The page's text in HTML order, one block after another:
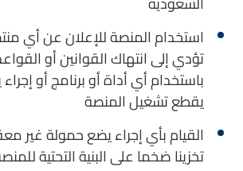
استخدام المنصة للإعلان عن أي
تؤدي إلى انتهاك القوانين أو
باستخدام أي أداة أو برنامج أو
يقطع تشغيل المنصة
القيام بأي إجراء يضع حمولة غير
تخزينا ضخما على البنية التحتية